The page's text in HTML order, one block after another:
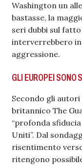
Washington un
bastasse, la
seri dubbi sul
interverrebbero
aggressione.
GLI EUROPEI SONO
Secondo gli
britannico The
“profonda
Uniti”. Dal
risentimento
ritengono